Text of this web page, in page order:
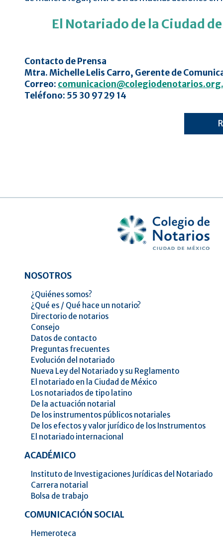
El Notariado de la Ciudad
Contacto de Prensa
Mtra. Michelle Lelis Carro, Gerente de
Correo:
Teléfono: 55 30 97 29 14
NOSOTROS
¿Quiénes somos?
¿Qué es / Qué hace un notario?
Directorio de notarios
Consejo
Datos de contacto
Preguntas frecuentes
Evolución del notariado
Nueva Ley del Notariado y su Reglamento
El notariado en la Ciudad de México
Los notariados de tipo latino
De la actuación notarial
De los instrumentos públicos notariales
De los efectos y valor jurídico de los Instrumentos
El notariado internacional
ACADÉMICO
Instituto de Investigaciones Jurídicas del Notariado
Carrera notarial
Bolsa de trabajo
COMUNICACIÓN SOCIAL
Hemeroteca